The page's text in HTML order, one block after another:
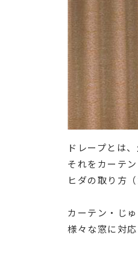
ドレープとは
それをカーテ
ヒダの取り方
カーテン・じ
様々な窓に対